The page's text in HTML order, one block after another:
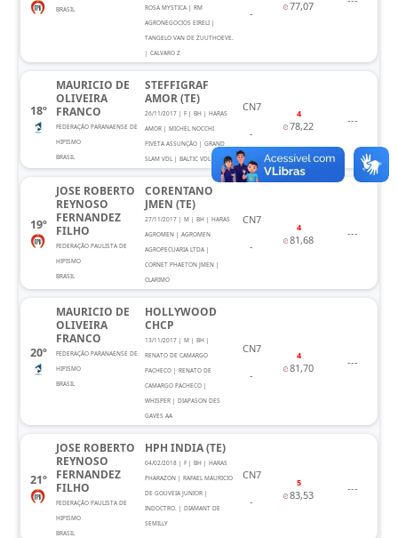
BRASIL
ROSA MYSTICA | RM
AGRONEGOCIOS EIRELI |
TANGELO VAN DE ZUUTHOEVE.
| CALVARO Z
-
77,07
18º
MAURICIO DE
OLIVEIRA
FRANCO
FEDERAÇÃO PARANAENSE DE
HIPISMO
BRASIL
STEFFIGRAF
AMOR (TE)
26/11/2017 | F | BH | HARAS
AMOR | MICHEL NOCCHI
PIVETA ASSUNÇÃO | GRAND
SLAM VDL | BALTIC VDL
CN7
-
4
78,22 ---
19º
JOSE ROBERTO
REYNOSO
FERNANDEZ
FILHO
FEDERAÇÃO PAULISTA DE
HIPISMO
BRASIL
CORENTANO
JMEN (TE)
27/11/2017 | M | BH | HARAS
AGROMEN | AGROMEN
AGROPECUARIA LTDA |
CORNET PHAETON JMEN |
CLARIMO
CN7
-
4
81,68
---
20º
MAURICIO DE
OLIVEIRA
FRANCO
FEDERAÇÃO PARANAENSE DE
HIPISMO
BRASIL
HOLLYWOOD
CHCP
13/11/2017 | M | BH |
RENATO DE CAMARGO
PACHECO | RENATO DE
CAMARGO PACHECO |
WHISPER | DIAPASON DES
GAVES AA
CN7
-
4
81,70 ---
21º
JOSE ROBERTO
REYNOSO
FERNANDEZ
FILHO
FEDERAÇÃO PAULISTA DE
HIPISMO
BRASIL
HPH INDIA (TE)
04/02/2018 | F | BH | HARAS
PHARAZON | RAFAEL MAURICIO
DE GOUVEIA JUNIOR |
INDOCTRO. | DIAMANT DE
SEMILLY
CN7
-
5
83,53
---